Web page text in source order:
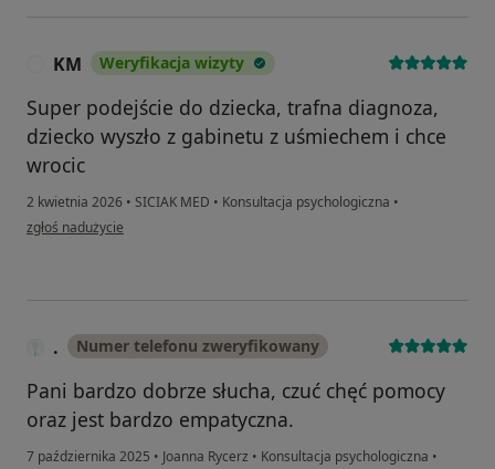
KM Weryfikacja wizyty
Super podejście do dziecka, trafna diagnoza,
dziecko wyszło z gabinetu z uśmiechem i chce
wrocic
2 kwietnia 2026 • SICIAK MED • Konsultacja psychologiczna •
w opinii użytkownika KM
zgłoś nadużycie
. Numer telefonu zweryfikowany
Pani bardzo dobrze słucha, czuć chęć pomocy
oraz jest bardzo empatyczna.
7 października 2025 • Joanna Rycerz • Konsultacja psychologiczna •